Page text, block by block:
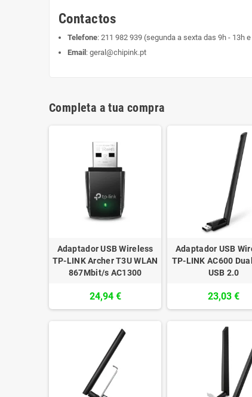
Contactos
Telefone: 211 982 939 (segunda a sexta das 9h - 13h
Email : geral@chipink.pt
Completa a tua compra
Adaptador USB Wireless
TP-LINK Archer T3U WLAN
867Mbit/s AC1300
24,94 €
Adaptador USB
TP-LINK AC600
USB 2.0
23,03 €